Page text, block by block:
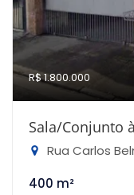
R$ 1.800.000
Sala/Conjunto
Rua Carlos
400 m²